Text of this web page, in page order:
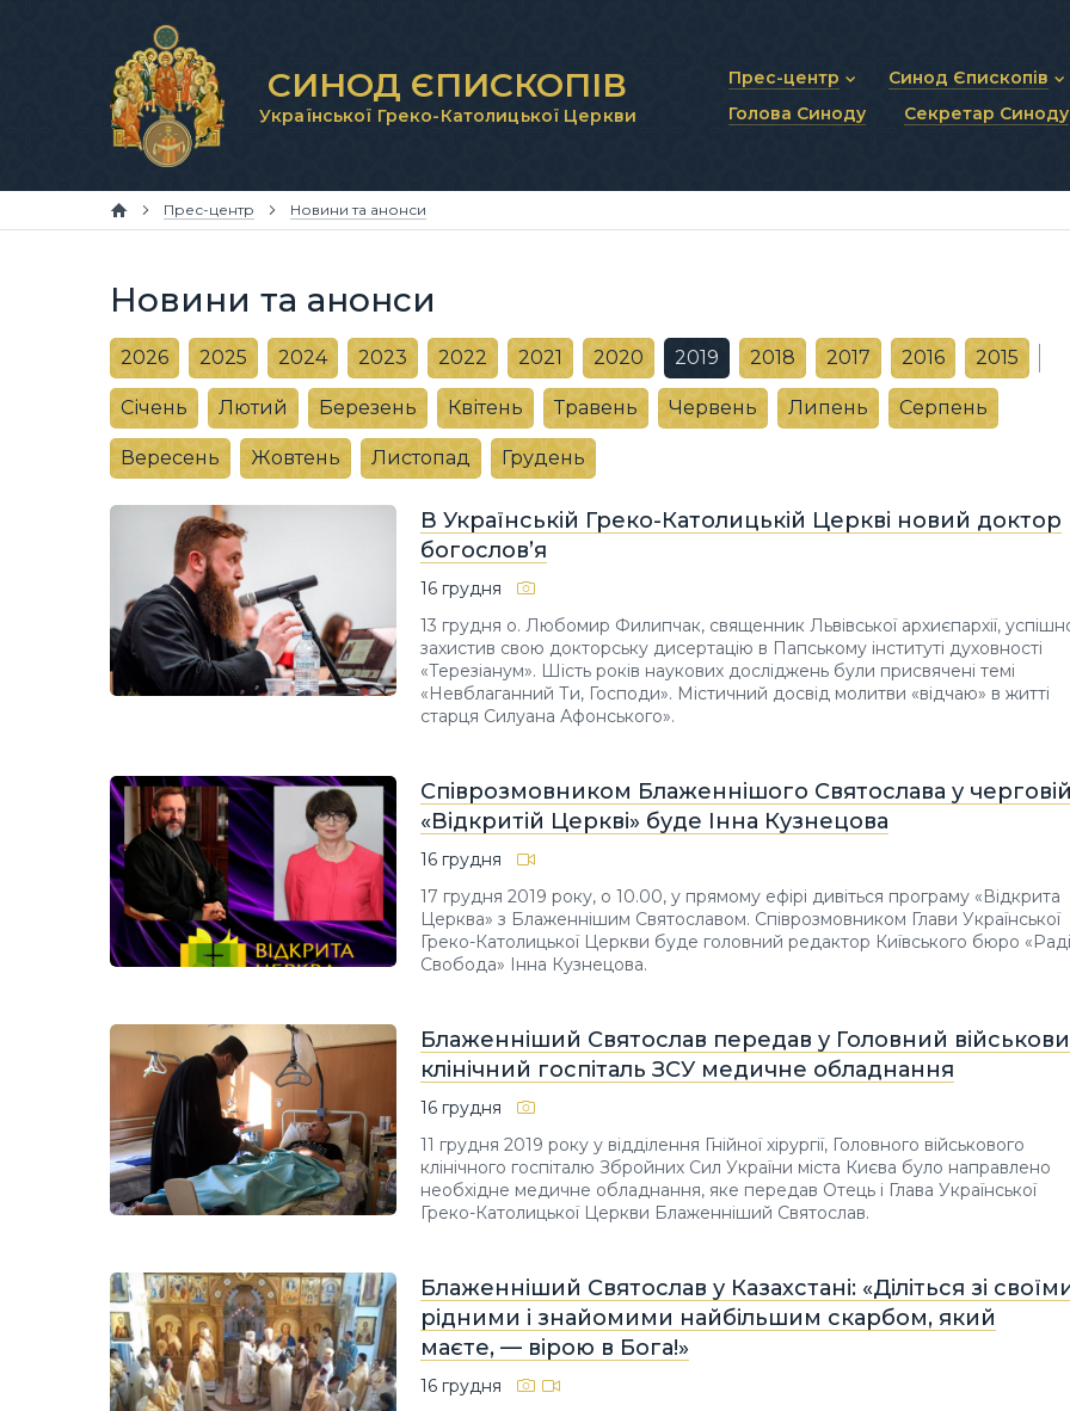
СИНОД ЄПИСКОПІВ
Української Греко-Католицької Церкви
Прес-центр
Новини та анонси
Синод Єпископів
Статут Синоду
Синодальні органи
Голова Синоду Секретар Синоду
Прес-центр Новини та анонси
Новини та анонси
2026 2025 2024 2023 2022 2021 2020 2019 2018 2017 2016 2015
Січень Лютий Березень Квітень Травень Червень Липень Серпень
Вересень Жовтень Листопад Грудень
В Українській Греко-Католицькій Церкві новий доктор
богослов’я
16 грудня
13 грудня о. Любомир Филипчак, священник Львівської архиєпархії,
захистив свою докторську дисертацію в Папському інституті духовності
«Терезіанум». Шість років наукових досліджень були присвячені темі
«Невблаганний Ти, Господи». Містичний досвід молитви «відчаю» в житті
старця Силуана Афонського».
Співрозмовником Блаженнішого Святослава у
«Відкритій Церкві» буде Інна Кузнецова
16 грудня
17 грудня 2019 року, о 10.00, у прямому ефірі дивіться програму «Відкрита
Церква» з Блаженнішим Святославом. Співрозмовником Глави Української
Греко-Католицької Церкви буде головний редактор Київського бюро
Свобода» Інна Кузнецова.
Блаженніший Святослав передав у Головний
клінічний госпіталь ЗСУ медичне обладнання
16 грудня
11 грудня 2019 року у відділення Гнійної хірургії, Головного військового
клінічного госпіталю Збройних Сил України міста Києва було направлено
необхідне медичне обладнання, яке передав Отець і Глава Української
Греко-Католицької Церкви Блаженніший Святослав.
Блаженніший Святослав у Казахстані: «Діліться зі
рідними і знайомими найбільшим скарбом, який
маєте, — вірою в Бога!»
16 грудня